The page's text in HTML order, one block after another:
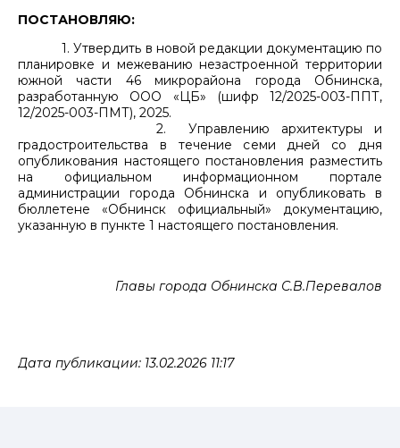
ПОСТАНОВЛЯЮ:
1. Утвердить в новой редакции документацию по
планировке и межеванию незастроенной территории
южной части 46 микрорайона города Обнинска,
разработанную ООО «ЦБ» (шифр 12/2025-003-ППТ,
12/2025-003-ПМТ), 2025.
2. Управлению архитектуры и
градостроительства в течение семи дней со дня
опубликования настоящего постановления разместить
на официальном информационном портале
администрации города Обнинска и опубликовать в
бюллетене «Обнинск официальный» документацию,
указанную в пункте 1 настоящего постановления.
Главы города Обнинска С.В.Перевалов
Дата публикации: 13.02.2026 11:17